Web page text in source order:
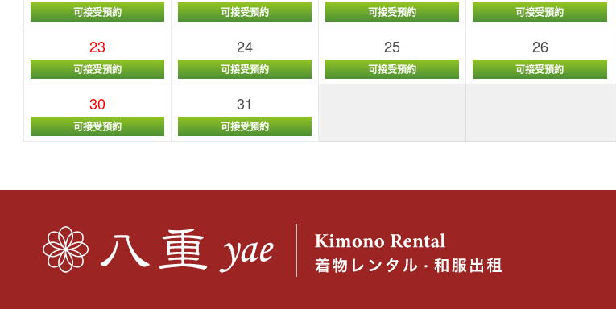
可接受預約 可接受預約 可接受預約 可接受預約
23
可接受預約
24
可接受預約
25
可接受預約
26
可接受預約
30
可接受預約
31
可接受預約